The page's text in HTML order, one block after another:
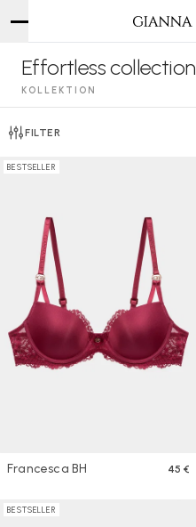
Effortless collection
KOLLEKTION
FILTER
BESTSELLER
Francesca BH 45 €
BESTSELLER